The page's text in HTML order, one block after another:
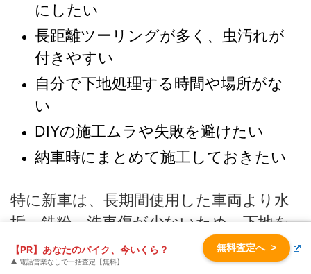
にしたい
長距離ツーリングが多く、虫汚れが
付きやすい
自分で下地処理する時間や場所がな
い
DIYの施工ムラや失敗を避けたい
納車時にまとめて施工しておきたい
特に新車は、長期間使用した車両より水
垢、鉄粉、洗車傷が少ないため、下地を
整えやすい傾向があります。
【PR】あなたのバイク、今いくら？
▲ 電話営業なしで一括査定【無料】
無料査定へ >